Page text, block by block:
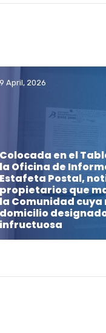
9 April, 2026
Colocada en el
la Oficina de
Estafeta Postal,
propietarios que
la Comunidad
domicilio
infructuosa